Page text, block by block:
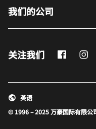
我们的公司
关注我们
© 1996 – 2025 万豪国际有限公
英语